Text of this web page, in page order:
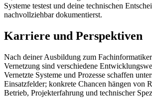
Systeme testest und deine technischen
nachvollziehbar dokumentierst.
Karriere und Perspektiven
Nach deiner Ausbildung zum
Vernetzung sind verschiedene
Vernetzte Systeme und Prozesse schaffen
Einsatzfelder; konkrete Chancen hängen von
Betrieb, Projekterfahrung und technischer